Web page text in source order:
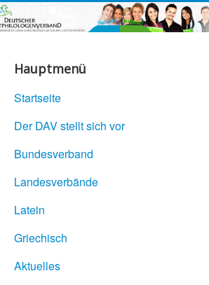
Hauptmenü
Startseite
Der DAV stellt sich vor
Bundesverband
Landesverbände
Latein
Griechisch
Aktuelles